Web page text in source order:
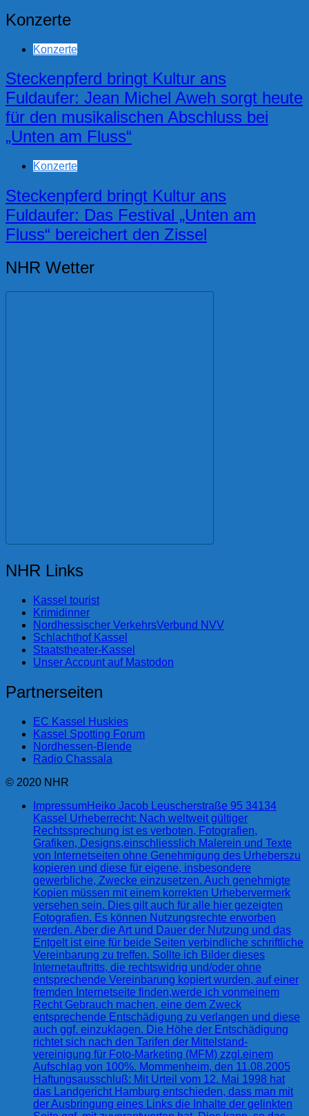
Konzerte
Konzerte
Steckenpferd bringt Kultur ans
Fuldaufer: Jean Michel Aweh sorgt heute
für den musikalischen Abschluss bei
„Unten am Fluss“
Konzerte
Steckenpferd bringt Kultur ans
Fuldaufer: Das Festival „Unten am
Fluss“ bereichert den Zissel
NHR Wetter
NHR Links
Kassel tourist
Krimidinner
Nordhessischer VerkehrsVerbund NVV
Schlachthof Kassel
Staatstheater-Kassel
Unser Account auf Mastodon
Partnerseiten
EC Kassel Huskies
Kassel Spotting Forum
Nordhessen-Blende
Radio Chassala
© 2020 NHR
ImpressumHeiko Jacob Leuscherstraße 95 34134
Kassel Urheberrecht: Nach weltweit gültiger
Rechtssprechung ist es verboten, Fotografien,
Grafiken, Designs,einschliesslich Malerein und Texte
von Internetseiten ohne Genehmigung des Urheberszu
kopieren und diese für eigene, insbesondere
gewerbliche, Zwecke einzusetzen. Auch genehmigte
Kopien müssen mit einem korrekten Urhebervermerk
versehen sein. Dies gilt auch für alle hier gezeigten
Fotografien. Es können Nutzungsrechte erworben
werden. Aber die Art und Dauer der Nutzung und das
Entgelt ist eine für beide Seiten verbindliche schriftliche
Vereinbarung zu treffen. Sollte ich Bilder dieses
Internetauftritts, die rechtswidrig und/oder ohne
entsprechende Vereinbarung kopiert wurden, auf einer
fremden Internetseite finden,werde ich vonmeinem
Recht Gebrauch machen, eine dem Zweck
entsprechende Entschädigung zu verlangen und diese
auch ggf. einzuklagen. Die Höhe der Entschädigung
richtet sich nach den Tarifen der Mittelstand-
vereinigung für Foto-Marketing (MFM) zzgl.einem
Aufschlag von 100%. Mommenheim, den 11.08.2005
Haftungsausschluß: Mit Urteil vom 12. Mai 1998 hat
das Landgericht Hamburg entschieden, dass man mit
der Ausbringung eines Links die Inhalte der gelinkten